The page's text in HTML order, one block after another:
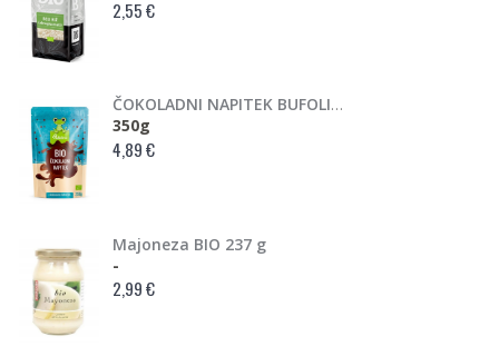
2,55 €
ČOKOLADNI NAPITEK BUFOLINO BIO
350g
4,89 €
Majoneza BIO 237 g
-
2,99 €